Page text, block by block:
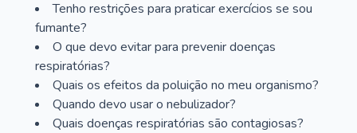
Tenho restrições para praticar exercícios se sou
fumante?
O que devo evitar para prevenir doenças
respiratórias?
Quais os efeitos da poluição no meu organismo?
Quando devo usar o nebulizador?
Quais doenças respiratórias são contagiosas?